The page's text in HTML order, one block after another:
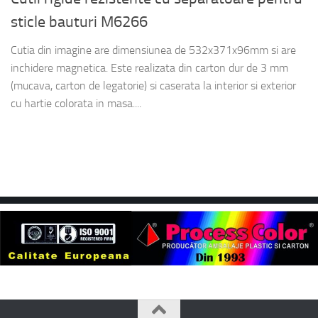
sticle bauturi M6266
Cutia din imagine are dimensiunea de 532x371x96mm si are
inchidere magnetica. Este realizata din carton dur de 3 mm
(mucava, carton de legatorie) si caserata la interior si exterior
cu hartie colorata in masa....